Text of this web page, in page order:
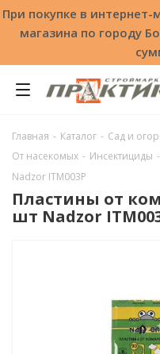
При покупке в интернет-
магазина по городу
Главная - Каталог - Сад и
От насекомых - Инсектициды -
Nadzor ITM003P
Пластины от
шт Nadzor